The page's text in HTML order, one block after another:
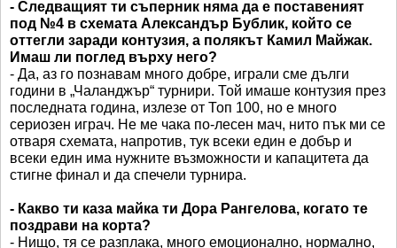
- Следващият ти съперник няма да е поставеният
под №4 в схемата Александър Бублик, който се
оттегли заради контузия, а полякът Камил Майжак.
Имаш ли поглед върху него?
- Да, аз го познавам много добре, играли сме дълги
години в „Чаланджър“ турнири. Той имаше контузия през
последната година, излезе от Топ 100, но е много
сериозен играч. Не ме чака по-лесен мач, нито пък ми се
отваря схемата, напротив, тук всеки един е добър и
всеки един има нужните възможности и капацитета да
стигне финал и да спечели турнира.
- Какво ти каза майка ти Дора Рангелова, когато те
поздрави на корта?
- Нищо, тя се разплака, много емоционално, нормално,